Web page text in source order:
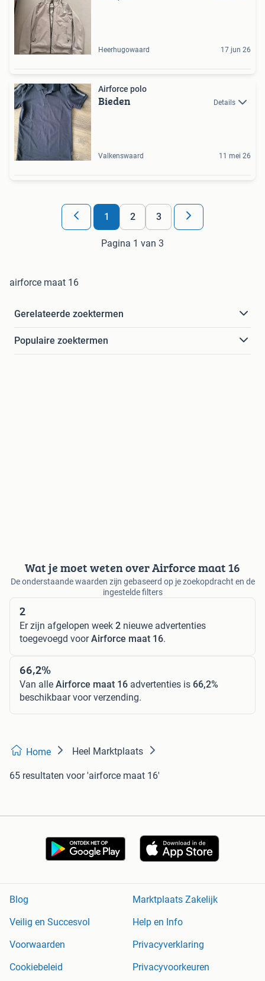
Heerhugowaard 17 jun 26
Airforce polo
Bieden Details
Valkenswaard 11 mei 26
1 2 3
Pagina 1 van 3
airforce maat 16
Gerelateerde zoektermen
Populaire zoektermen
Wat je moet weten over Airforce maat 16
De onderstaande waarden zijn gebaseerd op je zoekopdracht en de
ingestelde filters
2
Er zijn afgelopen week 2 nieuwe advertenties
toegevoegd voorAirforce maat 16.
66,2%
Van alle Airforce maat 16 advertenties is 66,2%
beschikbaar voor verzending.
Home Heel Marktplaats
65 resultaten voor 'airforce maat 16'
Blog
Marktplaats Zakelijk
Veilig en Succesvol
Help en Info
Voorwaarden
Privacyverklaring
Cookiebeleid
Privacyvoorkeuren